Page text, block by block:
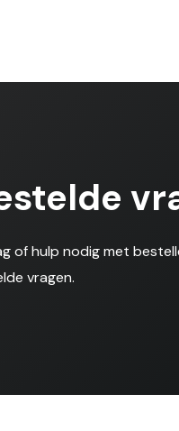
of hulp nodig met
vragen.